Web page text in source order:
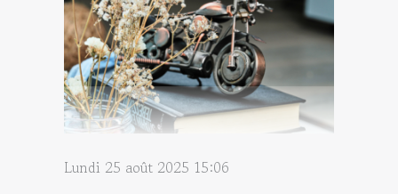
Lundi 25 août 2025 15:06